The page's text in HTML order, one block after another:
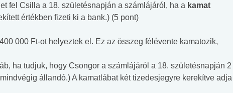
fel Csilla a 18. születésnapján a számlájáról, ha a kamat
értékben fizeti ki a bank.) (5 pont)
000 Ft-ot helyeztek el. Ez az összeg félévente kamatozik,
ha tudjuk, hogy Csongor a számlájáról a 18. születésnapján 2
állandó.) A kamatlábat két tizedesjegyre kerekítve adja